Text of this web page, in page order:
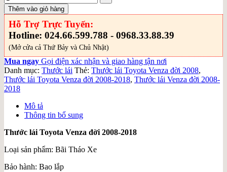
Thêm vào giỏ hàng
Hỗ Trợ Trực Tuyến:
Hotline: 024.66.599.788 - 0968.33.88.39
(Mở cửa cả Thứ Bảy và Chủ Nhật)
Mua ngay Gọi điện xác nhận và giao hàng tận nơi
Danh mục: Thước lái Thẻ: Thước lái Toyota Venza đời 2008,
Thước lái Toyota Venza đời 2008-2018, Thước lái Venza đời 2008-
2018
Mô tả
Thông tin bổ sung
Thước lái Toyota Venza đời 2008-2018
Loại sản phẩm: Bãi Tháo Xe
Bảo hành: Bao lắp